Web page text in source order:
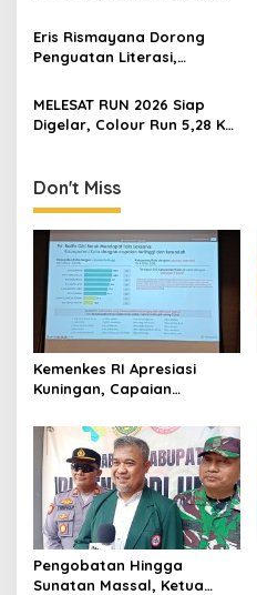
Tingkatkan Kesejahteraan
Keluarga
Eris Rismayana Dorong
Penguatan Literasi,
KKN UIN Sunan Kalijaga di
Sagaranten
MELESAT RUN 2026 Siap
Digelar, Colour Run 5,28 Km
Don't Miss
Kemenkes RI Apresiasi
Kuningan, Capaian
Stunting Tembus 100 Persen
Pengobatan Hingga
Sunatan Massal, Ketua